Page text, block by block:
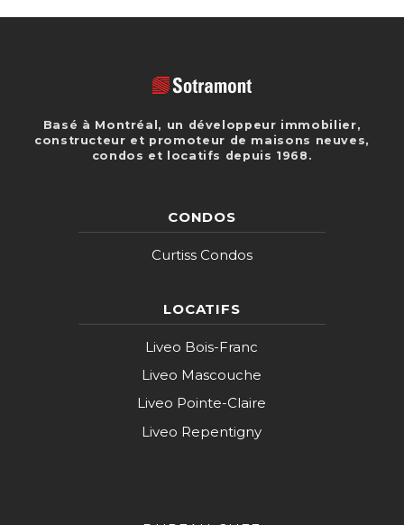
Basé à Montréal, un développeur immobilier,
constructeur et promoteur de maisons neuves,
condos et locatifs depuis 1968.
CONDOS
Curtiss Condos
LOCATIFS
Liveo Bois-Franc
Liveo Mascouche
Liveo Pointe-Claire
Liveo Repentigny